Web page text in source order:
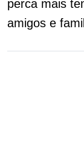
perca mais
amigos e